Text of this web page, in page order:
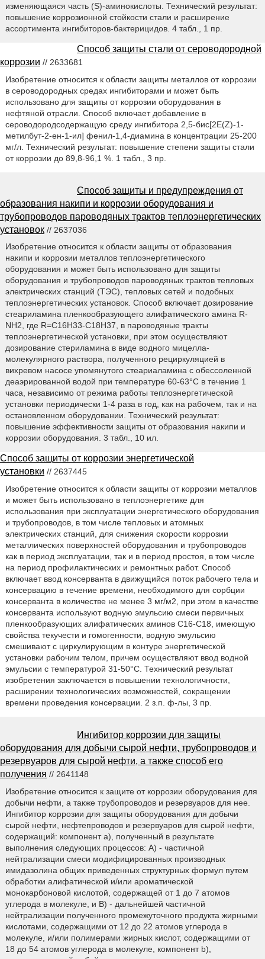
изменяющаяся часть (S)-аминокислоты. Технический результат:
повышение коррозионной стойкости стали и расширение
ассортимента ингибиторов-бактерицидов. 4 табл., 1 пр.
Способ защиты стали от сероводородной
коррозии // 2633681
Изобретение относится к области защиты металлов от коррозии
в сероводородных средах ингибиторами и может быть
использовано для защиты от коррозии оборудования в
нефтяной отрасли. Способ включает добавление в
сероводородсодержащую среду ингибитора 2,5-бис[2Е(Z)-1-
метилбут-2-ен-1-ил] фенил-1,4-диамина в концентрации 25-200
мг/л. Технический результат: повышение степени защиты стали
от коррозии до 89,8-96,1 %. 1 табл., 3 пр.
Способ защиты и предупреждения от
образования накипи и коррозии оборудования и
трубопроводов пароводяных трактов теплоэнергетических
установок // 2637036
Изобретение относится к области защиты от образования
накипи и коррозии металлов теплоэнергетического
оборудования и может быть использовано для защиты
оборудования и трубопроводов пароводяных трактов тепловых
электрических станций (ТЭС), тепловых сетей и подобных
теплоэнергетических установок. Способ включает дозирование
стеариламина пленкообразующего алифатического амина R-
NH2, где R=C16H33-С18Н37, в пароводяные тракты
теплоэнергетической установки, при этом осуществляют
дозирование стериламина в виде водного мицелла-
молекулярного раствора, полученного рециркуляцией в
вихревом насосе упомянутого стеариаламина с обессоленной
деаэрированной водой при температуре 60-63°C в течение 1
часа, независимо от режима работы теплоэнергетической
установки периодически 1-4 раза в год, как на рабочем, так и на
остановленном оборудовании. Технический результат:
повышение эффективности защиты от образования накипи и
коррозии оборудования. 3 табл., 10 ил.
Способ защиты от коррозии энергетической
установки // 2637445
Изобретение относится к области защиты от коррозии металлов
и может быть использовано в теплоэнергетике для
использования при эксплуатации энергетического оборудования
и трубопроводов, в том числе тепловых и атомных
электрических станций, для снижения скорости коррозии
металлических поверхностей оборудования и трубопроводов
как в период эксплуатации, так и в период простоя, в том числе
на период профилактических и ремонтных работ. Способ
включает ввод консерванта в движущийся поток рабочего тела и
консервацию в течение времени, необходимого для сорбции
консерванта в количестве не менее 3 мг/м2, при этом в качестве
консерванта используют водную эмульсию смеси первичных
пленкообразующих алифатических аминов C16-C18, имеющую
свойства текучести и гомогенности, водную эмульсию
смешивают с циркулирующим в контуре энергетической
установки рабочим телом, причем осуществляют ввод водной
эмульсии с температурой 31-50°C. Технический результат
изобретения заключается в повышении технологичности,
расширении технологических возможностей, сокращении
времени проведения консервации. 2 з.п. ф-лы, 3 пр.
Ингибитор коррозии для защиты
оборудования для добычи сырой нефти, трубопроводов и
резервуаров для сырой нефти, а также способ его
получения // 2641148
Изобретение относится к защите от коррозии оборудования для
добычи нефти, а также трубопроводов и резервуаров для нее.
Ингибитор коррозии для защиты оборудования для добычи
сырой нефти, нефтепроводов и резервуаров для сырой нефти,
содержащий: компонент а), полученный в результате
выполнения следующих процессов: А) - частичной
нейтрализации смеси модифицированных производных
имидазолина общих приведенных структурных формул путем
обработки алифатической и/или ароматической
монокарбоновой кислотой, содержащей от 1 до 7 атомов
углерода в молекуле, и В) - дальнейшей частичной
нейтрализации полученного промежуточного продукта жирными
кислотами, содержащими от 12 до 22 атомов углерода в
молекуле, и/или полимерами жирных кислот, содержащими от
18 до 54 атомов углерода в молекуле, компонент b),